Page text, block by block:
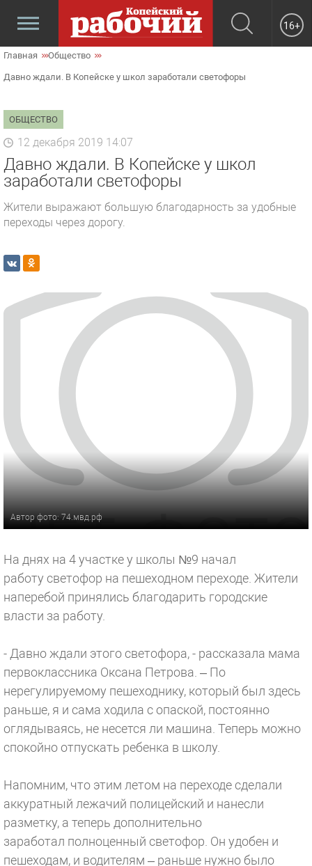
16+
Главная Общество
Давно ждали. В Копейске у школ заработали светофоры
ОБЩЕСТВО
12 декабря 2019 14:07
Давно ждали. В Копейске у школ
заработали светофоры
Жители выражают большую благодарность за удобные
переходы через дорогу.
Автор фото: 74.мвд.рф
На днях на 4 участке у школы №9 начал
работу светофор на пешеходном переходе. Жители
наперебой принялись благодарить городские
власти за работу.
- Давно ждали этого светофора, - рассказала мама
первоклассника Оксана Петрова. – По
нерегулируемому пешеходнику, который был здесь
раньше, я и сама ходила с опаской, постоянно
оглядываясь, не несется ли машина. Теперь можно
спокойно отпускать ребенка в школу.
Напомним, что этим летом на переходе сделали
аккуратный лежачий полицейский и нанесли
разметку, а теперь дополнительно
заработал полноценный светофор. Он удобен и
пешеходам, и водителям – раньше нужно было